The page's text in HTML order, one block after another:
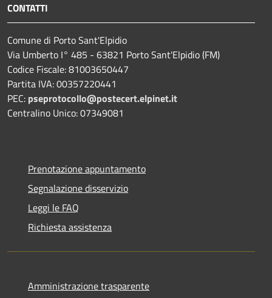
CONTATTI
Comune di Porto Sant'Elpidio
Via Umberto I° 485 - 63821 Porto Sant'Elpidio (FM)
Codice Fiscale: 81003650447
Partita IVA: 00357220441
PEC: pseprotocollo@postecert.elpinet.it
Centralino Unico: 07349081
Prenotazione appuntamento
Segnalazione disservizio
Leggi le FAQ
Richiesta assistenza
Amministrazione trasparente